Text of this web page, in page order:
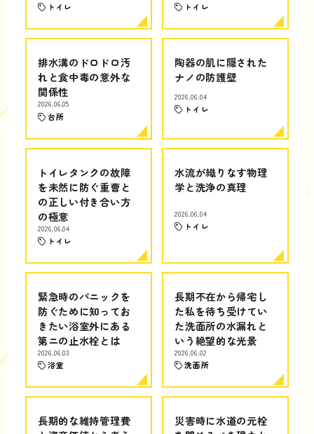
トイレ トイレ
排水溝のドロドロ汚
れと食中毒の意外な
関係性
2026.06.05
台所
陶器の肌に隠された
ナノの防護壁
2026.06.04
トイレ
トイレタンクの故障
を未然に防ぐ重曹と
の正しい付き合い方
の極意
2026.06.04
トイレ
水流が織りなす物理
学と洗浄の真理
2026.06.04
トイレ
緊急時のパニックを
防ぐために知ってお
きたい浴室外にある
第ニの止水栓とは
2026.06.03
浴室
長期不在から帰宅し
た私を待ち受けてい
た洗面所の水漏れと
いう絶望的な光景
2026.06.02
洗面所
長期的な維持管理費
災害時に水道の元栓